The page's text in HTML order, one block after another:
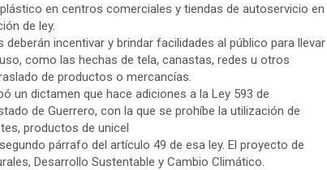
en centros comerciales y tiendas de autoservicio en
de ley.
incentivar y brindar facilidades al público para llevar
como las hechas de tela, canastas, redes u otros
de productos o mercancías.
un dictamen que hace adiciones a la Ley 593 de
de Guerrero, con la que se prohíbe la utilización de
productos de unicel
párrafo del artículo 49 de esa ley. El proyecto de
Desarrollo Sustentable y Cambio Climático.